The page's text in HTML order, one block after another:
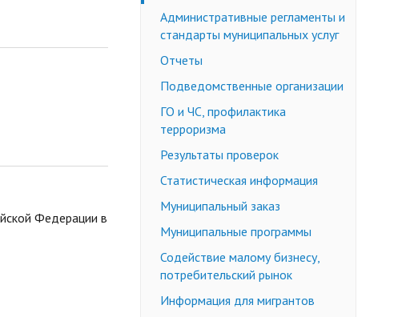
Федерации в
Административные регламенты и
стандарты муниципальных услуг
Отчеты
Подведомственные организации
ГО и ЧС, профилактика
терроризма
Результаты проверок
Статистическая информация
Муниципальный заказ
Муниципальные программы
Содействие малому бизнесу,
потребительский рынок
Информация для мигрантов